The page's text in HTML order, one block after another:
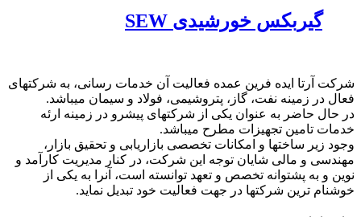
گیربکس خورشیدی SEW
شرکت آرتا ایده فرین عمده فعالیت آن خدمات رسانی، به شرکتهای
فعال در زمینه نفت، گاز، پتروشیمی، فولاد و سیمان میباشد.
در حال حاضر به عنوان یکی از شرکتهای پیشرو در زمینه ارئه
خدمات تامین تجهیزات مطرح میباشد.
وجود زیر ساختها و امکانات تخصصی بازاریابی و تحقیق بازار،
مهندسی و مالی شایان توجه این شرکت، در کنار مدیریت کارآمد و
نوین و به پشتوانه تخصص و تعهد توانسته است، آنرا به یکی از
خوشنام ترین شرکتها در جهت فعالیت خود تبدیل نماید.